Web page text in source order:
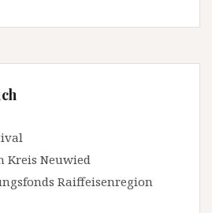
Kreis Neuwied
Raiffeisenregion